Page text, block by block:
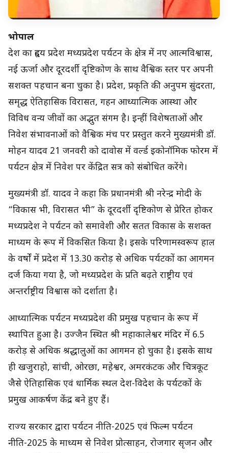
भोपाल
देश का हृदय प्रदेश मध्यप्रदेश पर्यटन के क्षेत्र में नए आत्मविश्वास,
नई ऊर्जा और दूरदर्शी दृष्टिकोण के साथ वैश्विक स्तर पर अपनी
सशक्त पहचान बना चुका है। प्रदेश, प्रकृति की अनुपम सुंदरता,
समृद्ध ऐतिहासिक विरासत, गहन आध्यात्मिक आस्था और
विविध वन्य जीवों का अद्भुत संगम है। इन्हीं विशेषताओं और
निवेश संभावनाओं को वैश्विक मंच पर प्रस्तुत करने मुख्यमंत्री डॉ.
मोहन यादव 21 जनवरी को दावोस में वर्ल्ड इकोनॉमिक फोरम में
पर्यटन क्षेत्र में निवेश पर केंद्रित सत्र को संबोधित करेंगे।
मुख्यमंत्री डॉ. यादव ने कहा कि प्रधानमंत्री श्री नरेन्द्र मोदी के
“विकास भी, विरासत भी” के दूरदर्शी दृष्टिकोण से प्रेरित होकर
मध्यप्रदेश ने पर्यटन को समावेशी और सतत विकास के सशक्त
माध्यम के रूप में विकसित किया है। इसके परिणामस्वरूप हाल
के वर्षों में प्रदेश में 13.30 करोड़ से अधिक पर्यटकों का आगमन
दर्ज किया गया है, जो मध्यप्रदेश के प्रति बढ़ते राष्ट्रीय एवं
अन्तर्राष्ट्रीय विश्वास को दर्शाता है।
आध्यात्मिक पर्यटन मध्यप्रदेश की प्रमुख पहचान के रूप में
स्थापित हुआ है। उज्जैन स्थित श्री महाकालेश्वर मंदिर में 6.5
करोड़ से अधिक श्रद्धालुओं का आगमन हो चुका है। इसके साथ
ही खजुराहो, सांची, ओरछा, महेश्वर, अमरकंटक और चित्रकूट
जैसे ऐतिहासिक एवं धार्मिक स्थल देश-विदेश के पर्यटकों के
प्रमुख आकर्षण केंद्र बने हुए हैं।
राज्य सरकार द्वारा पर्यटन नीति-2025 एवं फिल्म पर्यटन
नीति-2025 के माध्यम से निवेश प्रोत्साहन, रोजगार सृजन और